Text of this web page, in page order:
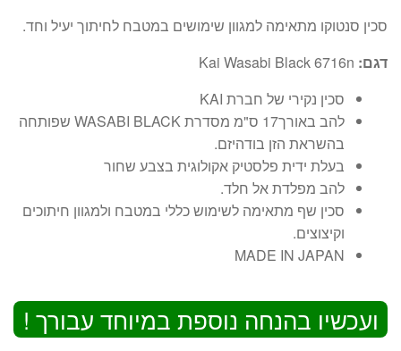
סכין סנטוקו מתאימה למגוון שימושים במטבח לחיתוך יעיל וחד.
דגם: Kai Wasabi Black 6716n
סכין נקירי של חברת KAI
להב באורך17 ס"מ מסדרת WASABI BLACK שפותחה
בהשראת הזן בודהיזם.
בעלת ידית פלסטיק אקולוגית בצבע שחור
להב מפלדת אל חלד.
סכין שף מתאימה לשימוש כללי במטבח ולמגוון חיתוכים
וקיצוצים.
MADE IN JAPAN
ועכשיו בהנחה נוספת במיוחד עבורך !